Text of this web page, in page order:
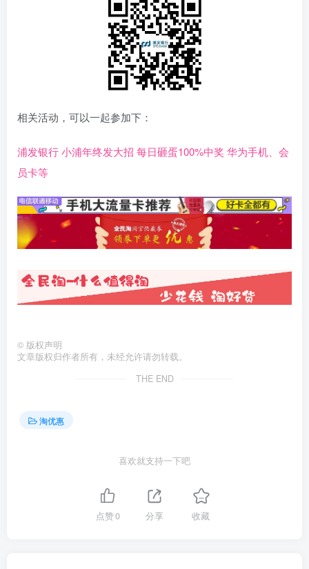
相关活动，可以一起参加下：
浦发银行 小浦年终发大招 每日砸蛋100%中奖 华为手机、会
员卡等
© 版权声明
文章版权归作者所有，未经允许请勿转载。
THE END
淘优惠
喜欢就支持一下吧
点赞0 分享 收藏